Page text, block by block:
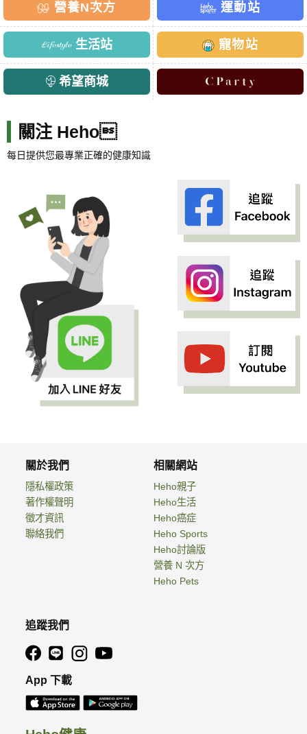
營養N次方 運動站
生活站 寵物站
希望商城
關注 Heho
每日提供您最專業正確的健康知識
關於我們
隱私權政策
著作權聲明
徵才資訊
聯絡我們
相關網站
Heho親子
Heho生活
Heho癌症
Heho Sports
Heho討論版
營養 N 次方
Heho Pets
追蹤我們
App 下載